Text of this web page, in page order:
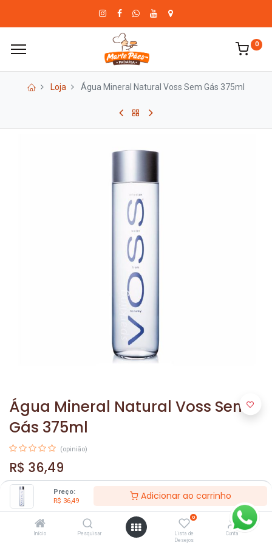
Preço:
R$ 36,49 Adicionar ao carrinho
Início Pesquisar
0
Lista de
Desejos
Conta
0
Loja Água Mineral Natural Voss Sem Gás 375ml
Água Mineral Natural Voss Sem
Gás 375ml
(opinião)
R$ 36,49